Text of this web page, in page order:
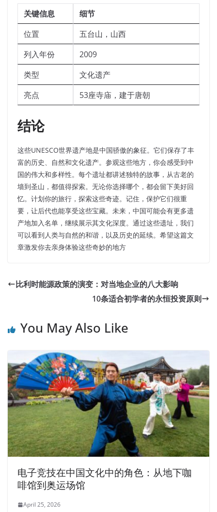
关键信息
细节
位置
五台山，山西
列入年份
2009
类型
文化遗产
亮点
53座寺庙，建于唐朝
结论
这些UNESCO世界遗产地是中国骄傲的象征。它们保存了丰
富的历史、自然和文化遗产。参观这些地方，你会感受到中
国的伟大和多样性。每个遗址都讲述独特的故事，从古老的
墙到圣山，都值得探索。无论你选择哪个，都会留下美好回
忆。计划你的旅行，探索这些奇迹。记住，保护它们很重
要，让后代也能享受这些宝藏。未来，中国可能会有更多遗
产地加入名单，继续展示其文化深度。通过这些遗址，我们
可以看到人类与自然的和谐，以及历史的延续。希望这篇文
章激发你去亲身体验这些奇妙的地方
比利时能源政策的演变：对当地企业的八大影响
10条适合初学者的永恒投资原则
You May Also Like
电子竞技在中国文化中的角色：从地下咖
啡馆到奥运场馆
April 25, 2026